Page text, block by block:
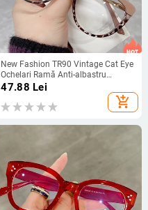
New Fashion TR90 Vintage Cat Eye
Ochelari Ramă Anti-albastru
Oboseală Ochelari Full Frame
47.88 Lei
add_shopping_cart